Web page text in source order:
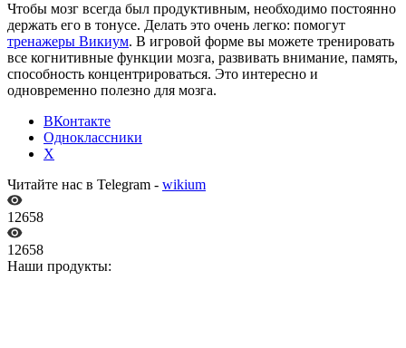
Чтобы мозг всегда был продуктивным, необходимо постоянно
держать его в тонусе. Делать это очень легко: помогут
тренажеры Викиум. В игровой форме вы можете тренировать
все когнитивные функции мозга, развивать внимание, память,
способность концентрироваться. Это интересно и
одновременно полезно для мозга.
ВКонтакте
Одноклассники
X
Читайте нас в Telegram - wikium
12658
12658
Наши продукты: